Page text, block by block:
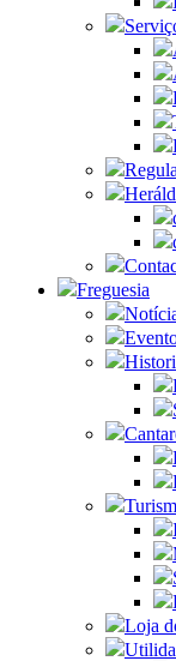
Freguesia
Loja